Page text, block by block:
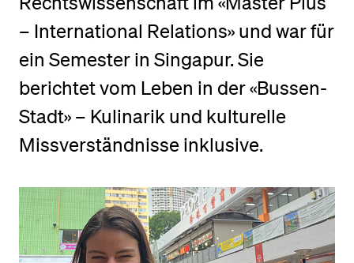
– International Relations» und war für
ein Semester in Singapur. Sie
berichtet vom Leben in der «Bussen-
Stadt» – Kulinarik und kulturelle
Missverständnisse inklusive.
Menuplan Mensa